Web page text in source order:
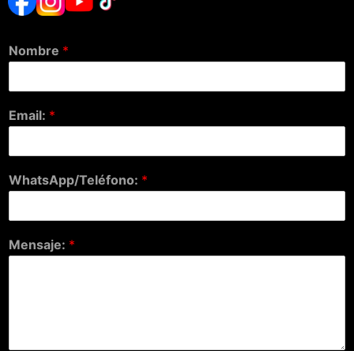
Nombre *
Email: *
WhatsApp/Teléfono: *
Mensaje: *